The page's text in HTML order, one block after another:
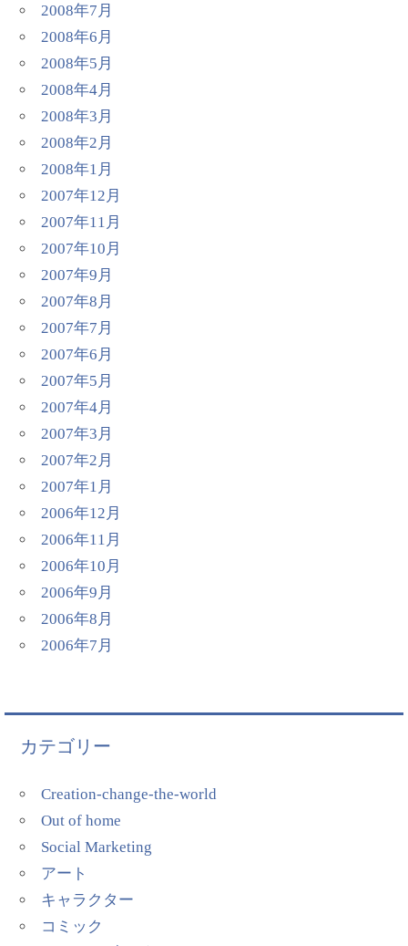
2008年7月
2008年6月
2008年5月
2008年4月
2008年3月
2008年2月
2008年1月
2007年12月
2007年11月
2007年10月
2007年9月
2007年8月
2007年7月
2007年6月
2007年5月
2007年4月
2007年3月
2007年2月
2007年1月
2006年12月
2006年11月
2006年10月
2006年9月
2006年8月
2006年7月
カテゴリー
Creation-change-the-world
Out of home
Social Marketing
アート
キャラクター
コミック